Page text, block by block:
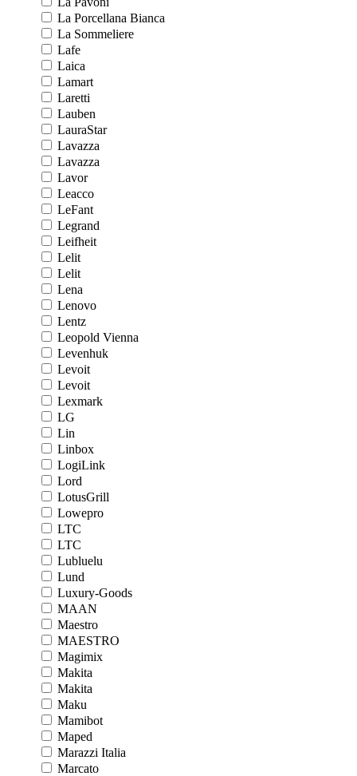
La Porcellana Bianca
La Sommeliere
Lafe
Laica
Lamart
Laretti
Lauben
LauraStar
Lavazza
Lavazza
Lavor
Leacco
LeFant
Legrand
Leifheit
Lelit
Lelit
Lena
Lenovo
Lentz
Leopold Vienna
Levenhuk
Levoit
Levoit
Lexmark
LG
Lin
Linbox
LogiLink
Lord
LotusGrill
Lowepro
LTC
LTC
Lubluelu
Lund
Luxury-Goods
MAAN
Maestro
MAESTRO
Magimix
Makita
Makita
Maku
Mamibot
Maped
Marazzi Italia
Marcato